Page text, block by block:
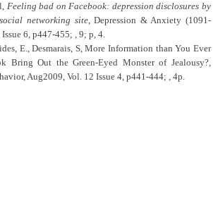
Feeling bad on Facebook: depression disclosures by
networking site, Depression & Anxiety (1091-
6, p447-455; , 9; p, 4.
E., Desmarais, S, More Information than You Ever
Bring Out the Green-Eyed Monster of Jealousy?,
Aug2009, Vol. 12 Issue 4, p441-444; , 4p.